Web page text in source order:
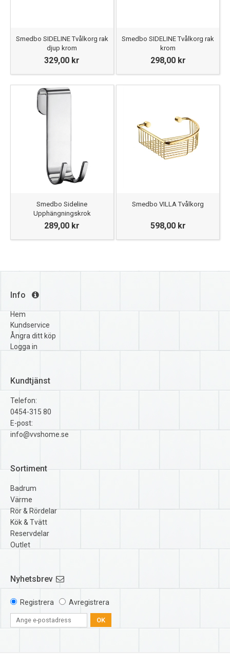
Smedbo SIDELINE Tvålkorg rak
djup krom
329,00 kr
Smedbo SIDELINE Tvålkorg rak
krom
298,00 kr
Smedbo Sideline
Upphängningskrok
289,00 kr
Smedbo VILLA Tvålkorg
598,00 kr
Info
Hem
Kundservice
Ångra ditt köp
Logga in
Kundtjänst
Telefon:
0454-315 80
E-post:
info@vvshome.se
Sortiment
Badrum
Värme
Rör & Rördelar
Kök & Tvätt
Reservdelar
Outlet
Nyhetsbrev
Registrera Avregistrera
OK